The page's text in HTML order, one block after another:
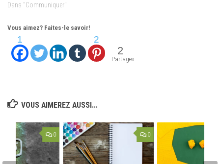
Dans "Communiquer"
Vous aimez? Faites-le savoir!
1 2
2
Partages
VOUS AIMEREZ AUSSI...
0
0